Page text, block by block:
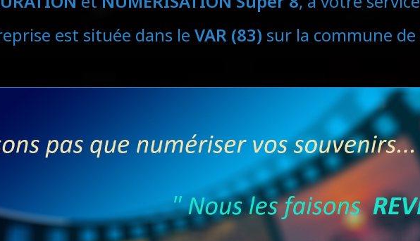
est située dans le VAR (83) sur la commune de